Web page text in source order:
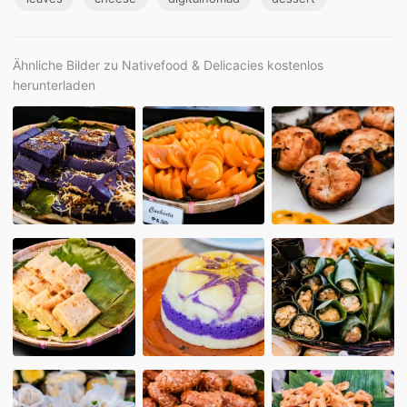
Ähnliche Bilder zu Nativefood & Delicacies kostenlos
herunterladen